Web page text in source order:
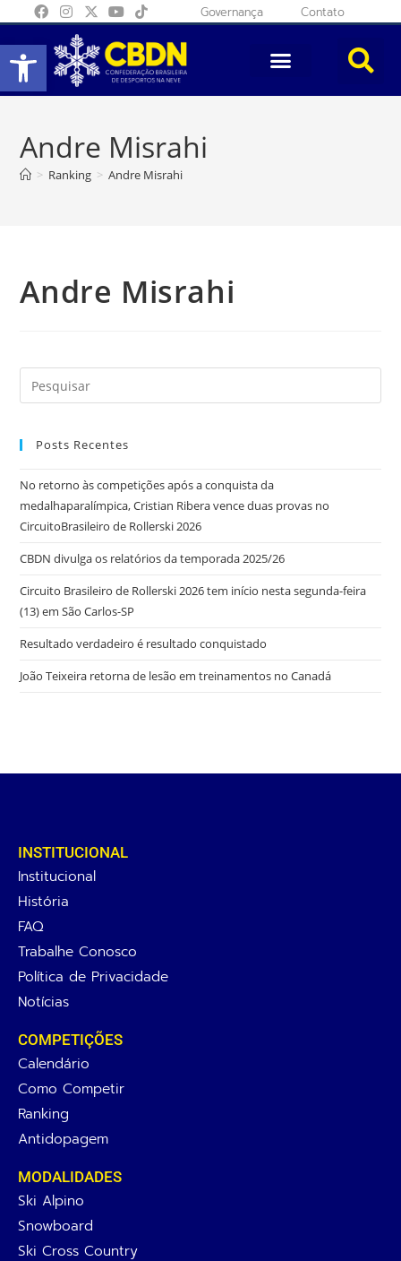
Abrir a barra de ferramentas
Governança Contato
Andre Misrahi
> Ranking > Andre Misrahi
Andre Misrahi
Posts Recentes
No retorno às competições após a conquista da
medalhaparalímpica, Cristian Ribera vence duas provas no
CircuitoBrasileiro de Rollerski 2026
CBDN divulga os relatórios da temporada 2025/26
Circuito Brasileiro de Rollerski 2026 tem início nesta segunda-feira
(13) em São Carlos-SP
Resultado verdadeiro é resultado conquistado
João Teixeira retorna de lesão em treinamentos no Canadá
INSTITUCIONAL
Institucional
História
FAQ
Trabalhe Conosco
Política de Privacidade
Notícias
COMPETIÇÕES
Calendário
Como Competir
Ranking
Antidopagem
MODALIDADES
Ski Alpino
Snowboard
Ski Cross Country